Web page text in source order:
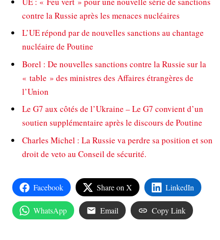
contre la Russie après les menaces nucléaires
L’UE répond par de nouvelles sanctions au chantage
nucléaire de Poutine
Borel : De nouvelles sanctions contre la Russie sur la
« table » des ministres des Affaires étrangères de
l’Union
Le G7 aux côtés de l’Ukraine – Le G7 convient d’un
soutien supplémentaire après le discours de Poutine
Charles Michel : La Russie va perdre sa position et son
droit de veto au Conseil de sécurité.
Facebook Share on X LinkedIn
WhatsApp Email Copy Link